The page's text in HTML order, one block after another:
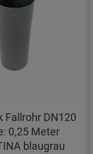
Fallrohr DN120
0,25 Meter
blaugrau